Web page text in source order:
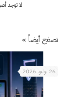
لا توجد
تصفح أيضاً »
26 يوليو، 2026